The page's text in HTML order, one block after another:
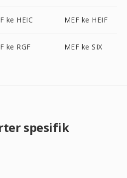
ke HEIC MEF ke HEIF
ke RGF MEF ke SIX
spesifik